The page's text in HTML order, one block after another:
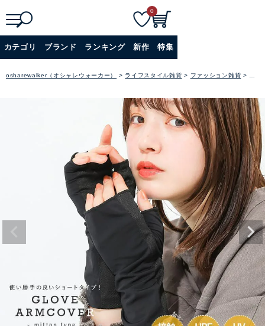
詳細検索
0
カテゴリ ブランド ランキング 新作 特集
osharewalker（オシャレウォーカー） ライフスタイル雑貨 ファッション雑貨